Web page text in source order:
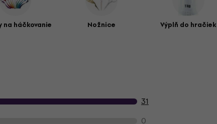
na háčkovanie Nožnice Výplň do hračiek
produktu zákazníkmi 31
0